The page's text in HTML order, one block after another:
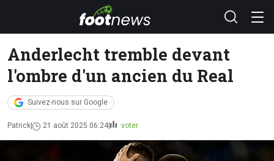
Anderlecht tremble devant
l'ombre d'un ancien du Real
Suivez-nous sur Google
Patrick 21 août 2025 06:24 voter